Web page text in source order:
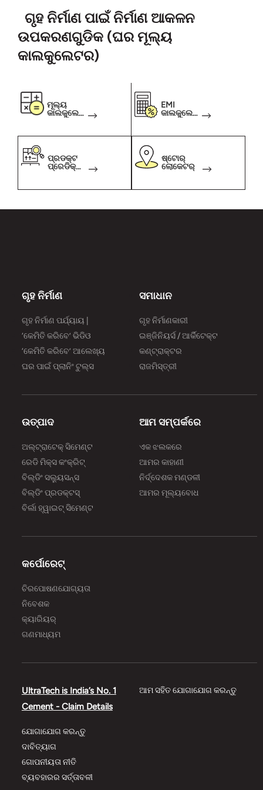
ଗୃହ ନିର୍ମାଣ ପାଇଁ ନିର୍ମାଣ ଆକଳନ
ଉପକରଣଗୁଡିକ (ଘର ମୂଲ୍ୟ
କାଲକୁଲେଟର)
ମୂଲ୍ୟ
କାଲକୁଲେଟ
EMI
କାଲକୁଲେଟ
ପ୍ରଡକ୍ଟ
ପ୍ରେଡିକ୍ଟ
ଷ୍ଟୋର୍
ଲୋକେଟର୍
ଗୃହ ନିର୍ମାଣ
ଗୃହ ନିର୍ମାଣ ପର୍ଯ୍ୟାୟ |
‘କେମିତି କରିବେ’ ଭିଡିଓ
‘କେମିତି କରିବେ’ ଆଲେଖ୍ୟ
ଘର ପାଇଁ ପ୍ଲାନିଂ ଟୁଲ୍‌‌ସ
ସମାଧାନ
ଗୃହ ନିର୍ମାଣକାରୀ
ଇଞ୍ଜିନିୟର୍ସ / ଆର୍କିଟେକ୍ଟ
କଣ୍ଟ୍ରାକ୍ଟର
ରାଜମିସ୍ତ୍ରୀ
ଉତ୍ପାଦ
ଅଲ୍‌‌ଟ୍ରାଟେକ୍ ସିମେଣ୍ଟ
ରେଡି ମିକ୍ସ କଂକ୍ରିଟ୍
ବିଲ୍‌‌ଡିଂ ସଲ୍ୟୁସନ୍ସ
ବିଲ୍‌‌ଡିଂ ପ୍ରଡକ୍ଟସ୍
ବିର୍ଲା ହ୍ୱାଇଟ୍ ସିମେଣ୍ଟ
ଆମ ସମ୍ପର୍କରେ
ଏକ ଝଲକରେ
ଆମର କାହାଣୀ
ନିର୍ଦ୍ଦେଶକ ମଣ୍ଡଳୀ
ଆମର ମୂଲ୍ୟବୋଧ
କର୍ପୋରେଟ୍
ଚିରପୋଷଣଯୋଗ୍ୟତା
ନିବେଶକ
କ୍ୟାରିୟର୍
ଗଣମାଧ୍ୟମ
UltraTech is India’s No. 1
Cement - Claim Details
ଯୋଗାଯୋଗ କରନ୍ତୁ
ଦାବିତ୍ୟାଗ
ଗୋପନୀୟତା ନୀତି
ବ୍ୟବହାରର ସର୍ତ୍ତାବଳୀ
ଆମ ସହିତ ଯୋଗାଯୋଗ କରନ୍ତୁ